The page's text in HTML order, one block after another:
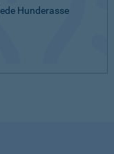
Hunderasse